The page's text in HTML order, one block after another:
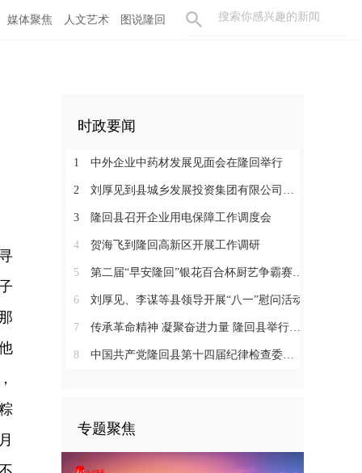
媒体聚焦 人文艺术 图说隆回
时政要闻
1 中外企业中药材发展见面会在隆回举行
2 刘厚见到县城乡发展投资集团有限公司调研
3 隆回县召开企业用电保障工作调度会
4 贺海飞到隆回高新区开展工作调研
5 第二届“早安隆回”银花百合杯厨艺争霸赛启动
6 刘厚见、李谋等县领导开展“八一”慰问活动
7 传承革命精神 凝聚奋进力量 隆回县举行纪念红军长征胜利90周年活动
8 中国共产党隆回县第十四届纪律检查委员会举行第一次全体会议
专题聚焦